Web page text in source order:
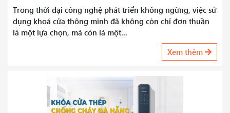
Trong thời đại công nghệ phát triển không ngừng, việc sử
dụng khoá cửa thông minh đã không còn chỉ đơn thuần
là một lựa chọn, mà còn là một...
Xem thêm